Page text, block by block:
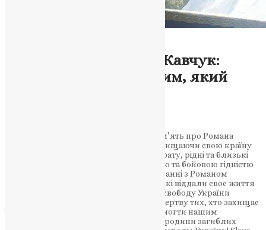
Герой України Роман Кавчук:
прощання з військовим, який
Колиндянська громада вшанувала пам’ять про Романа
Кавчука, який став героєм України, захищаючи свою країну
від ворогів. Незважаючи на трагічну втрату, рідні та близькі
можуть бути пишатися самопожертвою та бойовою гідністю
свого сина, чоловіка, батька. При прощанні з Романом
молилися за його душу та всіх воїнів, які віддали своє життя
за країну. Боротьба за незалежність та свободу України
триває, тому важливо пам’ятати про жертву тих, хто захищає
її на передовій. Кожен з нас може допомогти нашим
військовим, підтримуючи ветеранів та родини загиблих